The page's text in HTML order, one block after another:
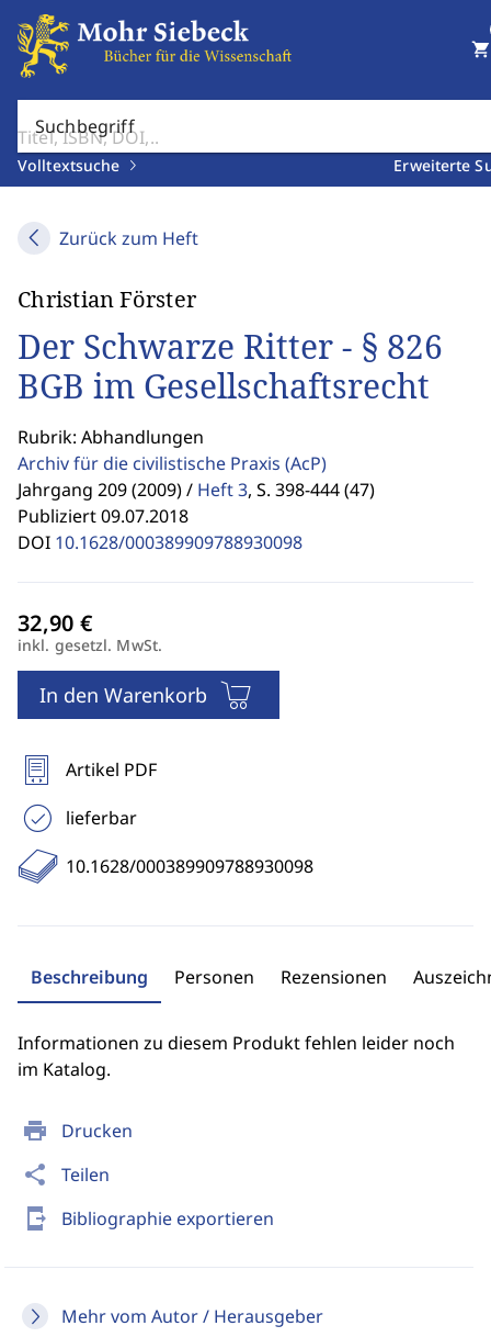
Suchbegriff
Volltextsuche Erweiterte
shopping_cart
Zurück zum Heft
print Drucken
share Teilen
send_to_mobile Bibliographie exportieren
Mehr vom Autor / Herausgeber
Christian Förster
Der Schwarze Ritter - § 826
BGB im Gesellschaftsrecht
Rubrik: Abhandlungen
Archiv für die civilistische Praxis (AcP)
Jahrgang 209 (2009) / Heft 3, S. 398-444 (47)
Publiziert 09.07.2018
DOI 10.1628/000389909788930098
inkl. gesetzl. MwSt.
In den Warenkorb
Artikel PDF
lieferbar
10.1628/000389909788930098
Beschreibung Personen Rezensionen
Informationen zu diesem Produkt fehlen leider noch
im Katalog.